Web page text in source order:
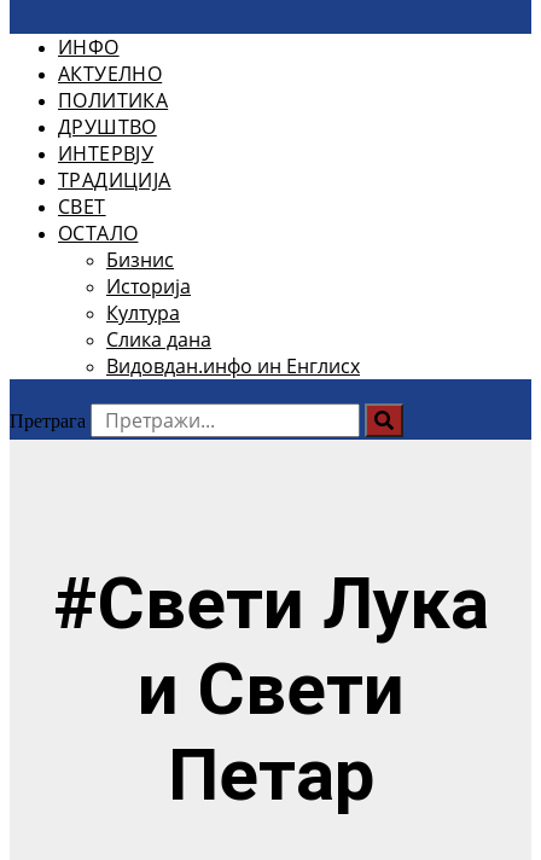
ИНФО
АКТУЕЛНО
ПОЛИТИКА
ДРУШТВО
ИНТЕРВЈУ
ТРАДИЦИЈА
СВЕТ
ОСТАЛО
Бизнис
Историја
Култура
Слика дана
Видовдан.инфо ин Енглисх
Претрага
#Свети Лука
и Свети
Петар